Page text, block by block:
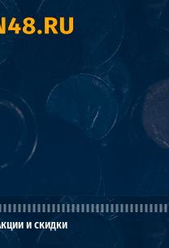
и скидки